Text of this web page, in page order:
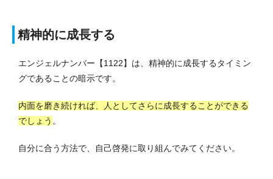
精神的に成長する
エンジェルナンバー【1122】は、精神的に成長するタイミン
グであることの暗示です。
内面を磨き続ければ、人としてさらに成長することができる
でしょう 。
自分に合う方法で、自己啓発に取り組んでみてください。